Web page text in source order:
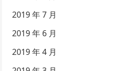
2019 年 7 月
2019 年 6 月
2019 年 4 月